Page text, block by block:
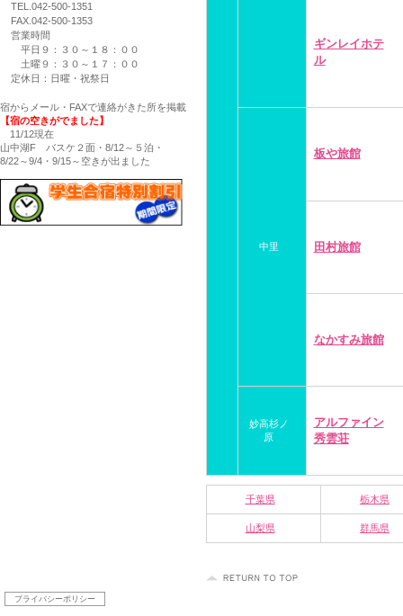
ギンレイホテ
ル
中里
板や旅館
田村旅館
なかすみ旅館
妙高杉ノ
原
アルファイン
秀雲荘
千葉県 栃木県
山梨県 群馬県
TEL.042-500-1351
FAX.042-500-1353
営業時間
平日９：３０～１８：００
土曜９：３０～１７：００
定休日：日曜・祝祭日
宿からメール・FAXで連絡がきた所を掲載
【宿の空きがでました】
11/12現在
山中湖F バスケ２面・8/12～５泊・
8/22～9/4・9/15～空きが出ました
プライバシーポリシー